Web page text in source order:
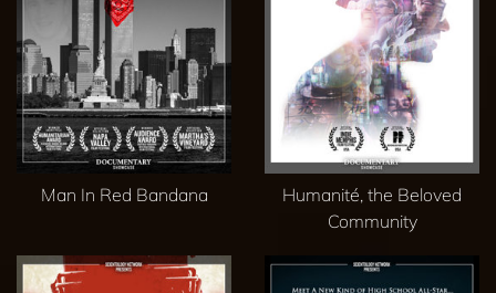
Man In Red Bandana
Humanité, the Beloved
Community